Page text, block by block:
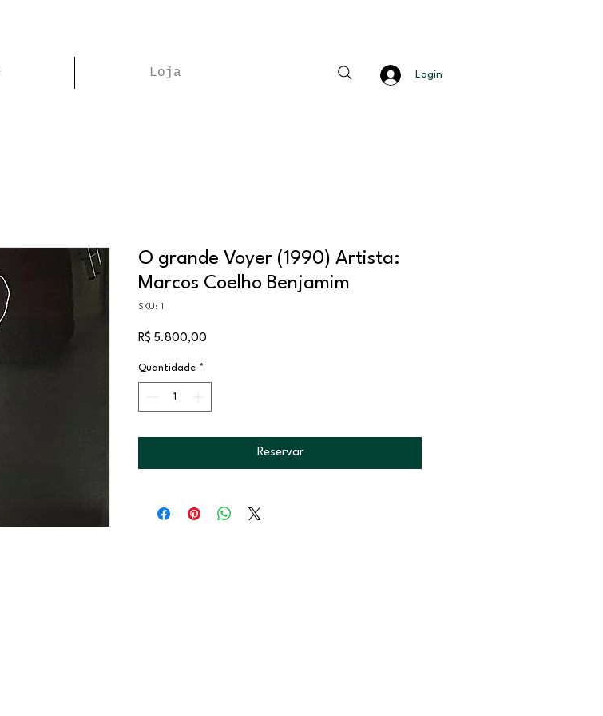
Loja Login
O grande Voyer (1990) Artista:
Marcos Coelho Benjamim
SKU: 1
R$ 5.800,00
Quantidade *
Reservar